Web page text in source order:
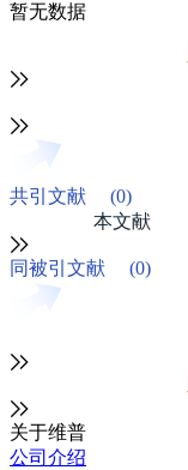
暂无数据
共引文献
(0)
本文献
同被引文献 (0)
关于维普
公司介绍